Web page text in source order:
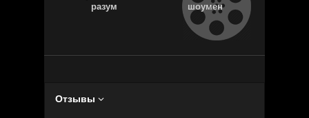
разум
шоумен
Отзывы 